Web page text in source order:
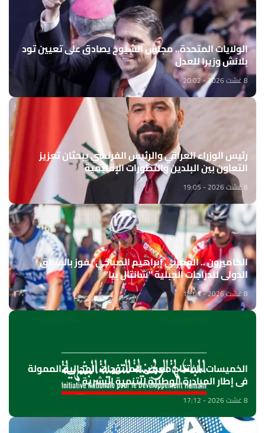
الولايات المتحدة.. مجلس الشيوخ يصادق على تعيين تود
بلانش وزيرا للعدل
8 غشت 2026 - 20:02
رئيس الوزراء العراقي والرئيس الفرنسي يبحثان تعزيز
التعاون بين البلدين والتطورات الإقليمية
8 غشت 2026 - 19:05
الكاميرون .. المغربي إبراهيم الصباحي يفوز بالسباق
الدولي للدراجات الجبلية "شانتال بيا"
8 غشت 2026 - 18:04
الخميسات ..افتتاح معرض للمنتوجات المجالية الممولة
في إطار المبادرة الوطنية للتنمية البشرية
8 غشت 2026 - 17:12